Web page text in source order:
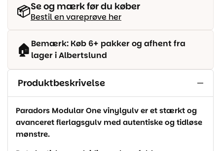
📦Se og mærk før du køber
Bestil en vareprøve her
🏠 Bemærk: Køb 6+ pakker og afhent fra
lager i Albertslund
Produktbeskrivelse
Paradors Modular One vinylgulv er et stærkt og
avanceret flerlagsgulv med autentiske og tidløse
mønstre.